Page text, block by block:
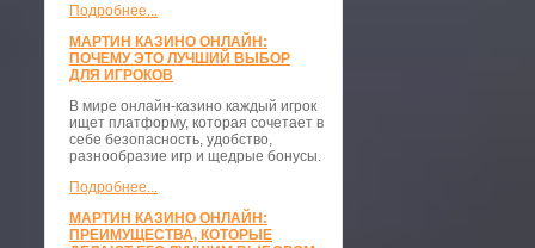
Подробнее...
МАРТИН КАЗИНО ОНЛАЙН:
ПОЧЕМУ ЭТО ЛУЧШИЙ ВЫБОР
ДЛЯ ИГРОКОВ
В мире онлайн-казино каждый игрок
ищет платформу, которая сочетает в
себе безопасность, удобство,
разнообразие игр и щедрые бонусы.
Подробнее...
МАРТИН КАЗИНО ОНЛАЙН:
ПРЕИМУЩЕСТВА, КОТОРЫЕ